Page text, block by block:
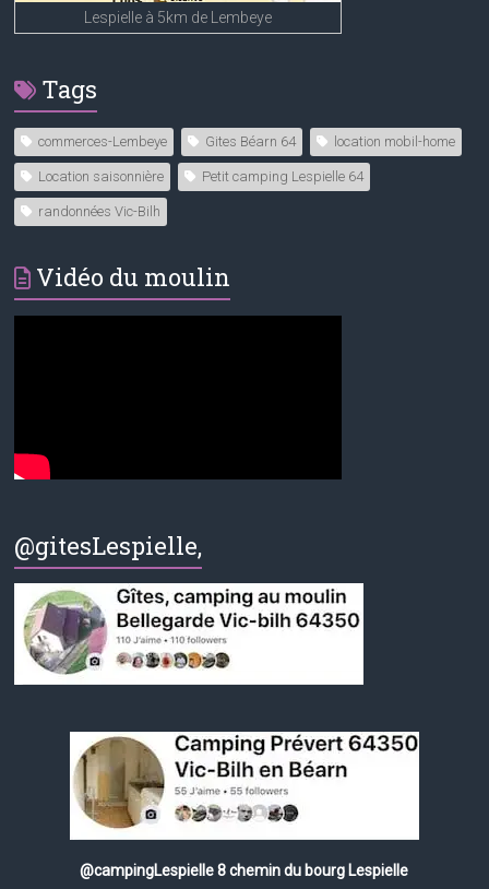
Lespielle à 5km de Lembeye
Tags
commerces-Lembeye Gites Béarn 64 location mobil-home
Location saisonnière Petit camping Lespielle 64
randonnées Vic-Bilh
Vidéo du moulin
@gitesLespielle,
@campingLespielle 8 chemin du bourg Lespielle